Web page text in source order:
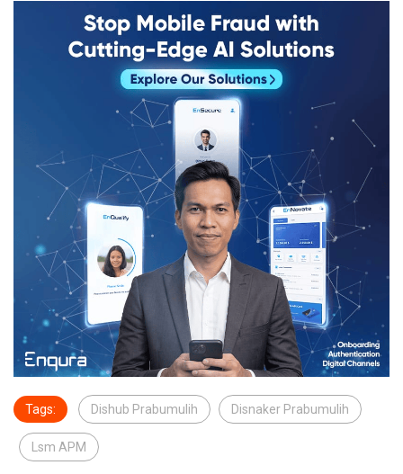
Tags: Dishub Prabumulih Disnaker Prabumulih
Lsm APM